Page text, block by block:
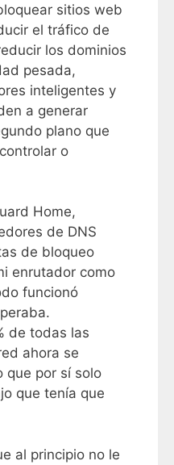
sitios web
el tráfico de
los dominios
pesada,
inteligentes y
a generar
plano que
o
Home,
de DNS
de bloqueo
enrutador como
funcionó
de todas las
ahora se
que por sí solo
que tenía que
al principio no le